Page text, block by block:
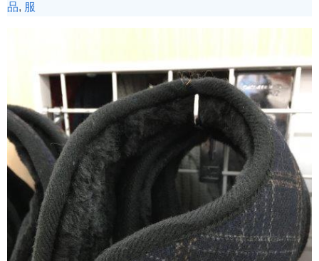
品, 服